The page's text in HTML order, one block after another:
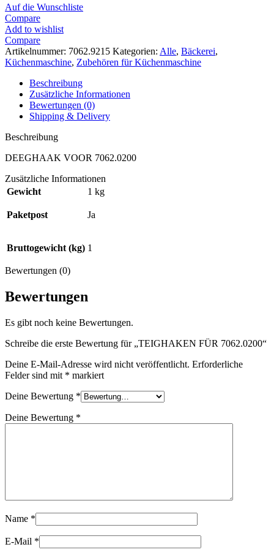
Auf die Wunschliste
Compare
Add to wishlist
Compare
Artikelnummer: 7062.9215 Kategorien: Alle, Bäckerei,
Küchenmaschine, Zubehören für Küchenmaschine
Beschreibung
Zusätzliche Informationen
Bewertungen (0)
Shipping & Delivery
Beschreibung
DEEGHAAK VOOR 7062.0200
Zusätzliche Informationen
Gewicht
1 kg
Paketpost Ja
Bruttogewicht (kg) 1
Bewertungen (0)
Bewertungen
Es gibt noch keine Bewertungen.
Schreibe die erste Bewertung für „TEIGHAKEN FÜR 7062.0200“
Deine E-Mail-Adresse wird nicht veröffentlicht. Erforderliche
Felder sind mit * markiert
Deine Bewertung *
Deine Bewertung *
Name *
E-Mail *